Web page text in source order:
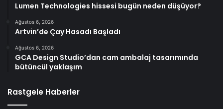
Lumen Technologies hissesi bugün neden düşüyor?
Ağustos 6, 2026
Artvin’de Çay Hasadı Başladı
Ağustos 6, 2026
GCA Design Studio’dan cam ambalaj tasarımında
bütüncül yaklaşım
Rastgele Haberler